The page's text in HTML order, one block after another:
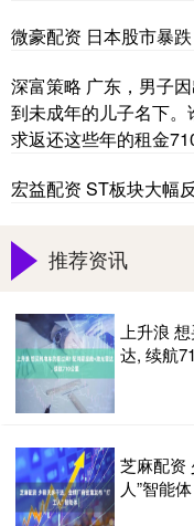
微豪配资 日本股市暴
深富策略 广东，男子
到未成年的儿子名下
求返还这些年的租金
宏益配资 ST板块大幅
推荐资讯
上升浪
达, 续航
芝麻配资
人”智能体